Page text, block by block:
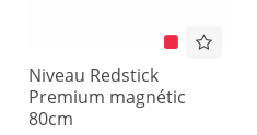
Niveau Redstick
Premium magnétic
80cm